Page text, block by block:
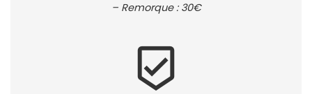
– Remorque : 30€
beenhere